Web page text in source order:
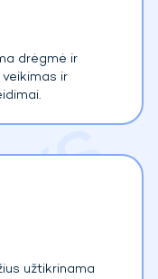
drėgmė ir
ir
užtikrinama